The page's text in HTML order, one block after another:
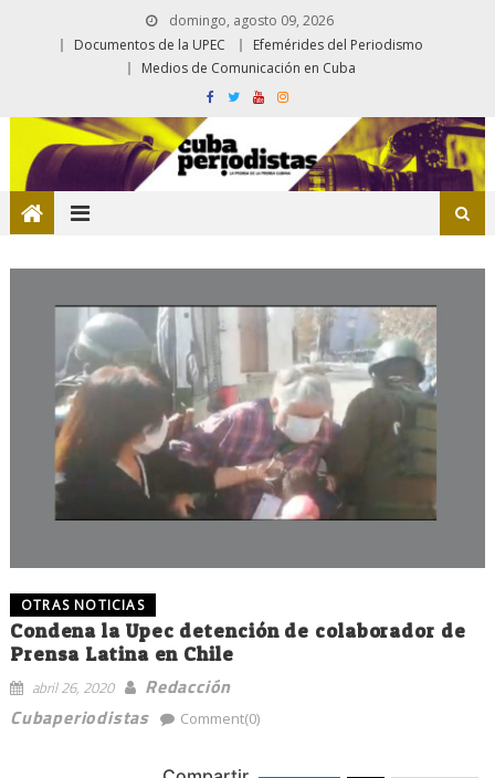
domingo, agosto 09, 2026
Documentos de la UPEC
Efemérides del Periodismo
Medios de Comunicación en Cuba
OTRAS NOTICIAS
Condena la Upec detención de colaborador de
Prensa Latina en Chile
abril 26, 2020
Redacción
Cubaperiodistas
Comment(0)